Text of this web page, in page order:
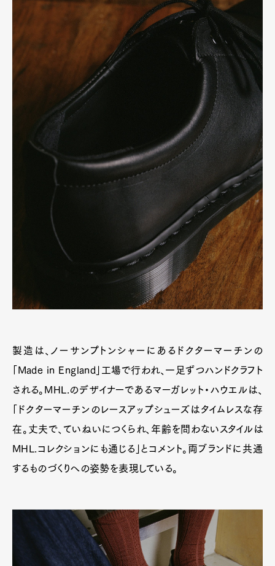
製造は、ノーサンプトンシャーにあるドクターマーチンの
「Made in England」工場で行われ、一足ずつハンドクラフト
される。MHL.のデザイナーであるマーガレット・ハウエルは、
「ドクターマーチンのレースアップシューズはタイムレスな存
在。丈夫で、ていねいにつくられ、年齢を問わないスタイルは
MHL.コレクションにも通じる」とコメント。両ブランドに共通
するものづくりへの姿勢を表現している。